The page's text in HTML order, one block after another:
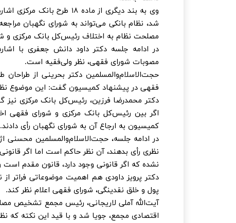
وی به بند دیگری از ماده
شد، نظام بانکی می‌تواند به شورای نگهبان
مصلحت نظام به اختلاف رئیس‌کل بانک مرکزی و
در ادامه جلسه دکتر داود دانش جعفری با
مصوبات شورای فقهی، نظر ولی‌فقیه است.
حجت‌الاسلام‌والمسلمین دکتر بحرینی از طراحان
فقهی در پیشنهاد کمیسیون گفت: این موضوع
دکتر محمدرضا فرزین، رئیس‌کل بانک مرکزی
اگر بین رئیس‌کل بانک مرکزی و شورای فقهی
کمیسیون به ارجاع آن به شورای نگهبان رأی دادند.
در ادامه جلسه، حجت‌الاسلام‌والمسلمین محسنی
نظری رأی بدهند، آن نظر حاکم است اما اگر
نشده که اگر قانونی وجود دارد، قانون مقدم است
دکتر پرویز داودی هم اهمیت موضوعاتی فراتر
پول و خلق نقدینگی، شورای فقهی اعلام نظر کند.
آیت‌الله آملی لاریجانی، رئیس مجمع تشخیص
اقتصادی مجمع، جویا شد و با قید این نکته که